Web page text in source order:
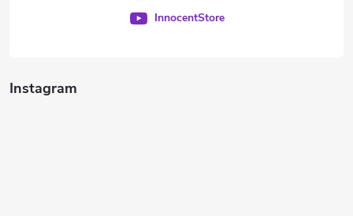
Instagram
InnocentStore